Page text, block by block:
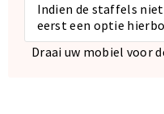
Indien de staffels
eerst een optie
Draai uw mobiel voor